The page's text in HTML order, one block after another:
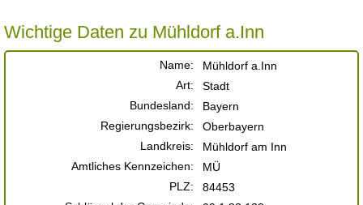
Wichtige Daten zu Mühldorf a.Inn
Name:
Mühldorf a.Inn
Art:
Stadt
Bundesland:
Bayern
Regierungsbezirk:
Oberbayern
Landkreis:
Mühldorf am Inn
Amtliches Kennzeichen:
MÜ
PLZ:
84453